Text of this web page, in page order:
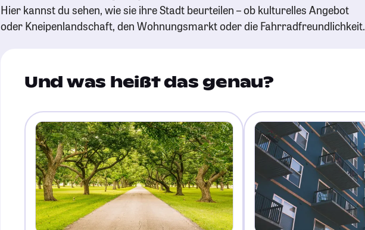
Hier kannst du sehen, wie sie ihre Stadt beurteilen – ob kulturelles Angebot
oder Kneipenlandschaft, den Wohnungsmarkt oder die Fahrradfreundlichkeit.
Und was heißt das genau?